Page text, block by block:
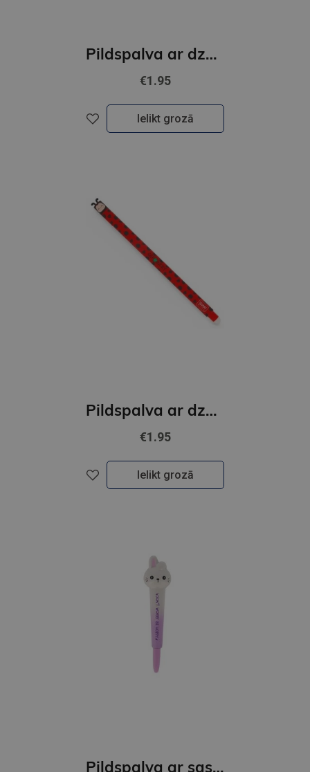
Pildspalva ar dzēšgumiju,Panda
€1.95
Ielikt grozā
Pildspalva ar dzēšgumiju,sarkana,Mārīte
€1.95
Ielikt grozā
Pildspalva ar saspiežanu korpusu, Zaķītis